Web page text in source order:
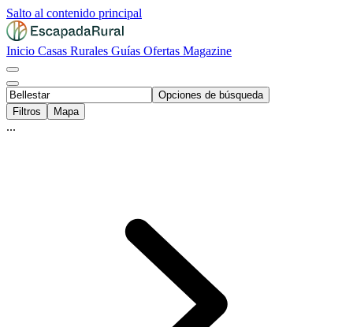
Salto al contenido principal
Inicio Casas Rurales Guías Ofertas Magazine
Opciones de búsqueda
Filtros
Mapa
...